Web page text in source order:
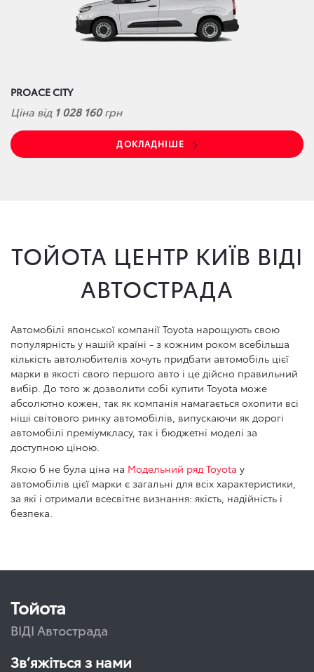
PROACE CITY
Ціна від 1 028 160грн
ДОКЛАДНІШЕ
ТОЙОТА ЦЕНТР КИЇВ ВІДІ
АВТОСТРАДА
Автомобілі японської компанії Toyota нарощують свою
популярність у нашій країні - з кожним роком всебільша
кількість автолюбителів хочуть придбати автомобіль цієї
марки в якості свого першого авто і це дійсно правильний
вибір. До того ж дозволити собі купити Toyota може
абсолютно кожен, так як компанія намагається охопити всі
ніші світового ринку автомобілів, випускаючи як дорогі
автомобілі преміумкласу, так і бюджетні моделі за
доступною ціною.
Якою б не була ціна на Модельний ряд Toyota у
автомобілів цієї марки є загальні для всіх характеристики,
за які і отримали всесвітнє визнання: якість, надійність і
безпека.
Тойота
ВІДІ Автострада
Зв’яжіться з нами